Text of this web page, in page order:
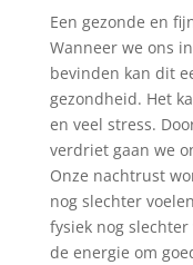
Een gezonde en
Wanneer we ons
bevinden kan dit
gezondheid. Het
en veel stress.
verdriet gaan we
Onze nachtrust
nog slechter
fysiek nog
de energie om